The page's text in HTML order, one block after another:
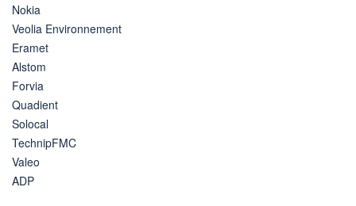
Nokia
Veolia Environnement
Eramet
Alstom
Forvia
Quadient
Solocal
TechnipFMC
Valeo
ADP